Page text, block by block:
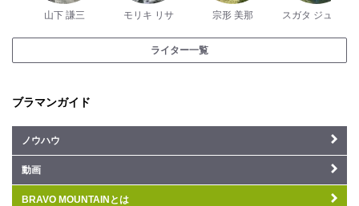
山下 謙三 モリキ リサ 宗形 美那 スガタ ジュンヤ
ライター一覧
ブラマンガイド
ノウハウ
動画
BRAVO MOUNTAINとは